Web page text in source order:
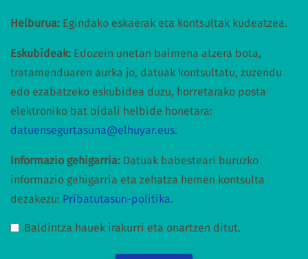
Helburua: Egindako eskaerak eta kontsultak kudeatzea.
Eskubideak: Edozein unetan baimena atzera bota,
tratamenduaren aurka jo, datuak kontsultatu, zuzendu
edo ezabatzeko eskubidea duzu, horretarako posta
elektroniko bat bidali helbide honetara:
datuensegurtasuna@elhuyar.eus.
Informazio gehigarria: Datuak babesteari buruzko
informazio gehigarria eta zehatza hemen kontsulta
dezakezu: Pribatutasun-politika.
Baldintza hauek irakurri eta onartzen ditut.